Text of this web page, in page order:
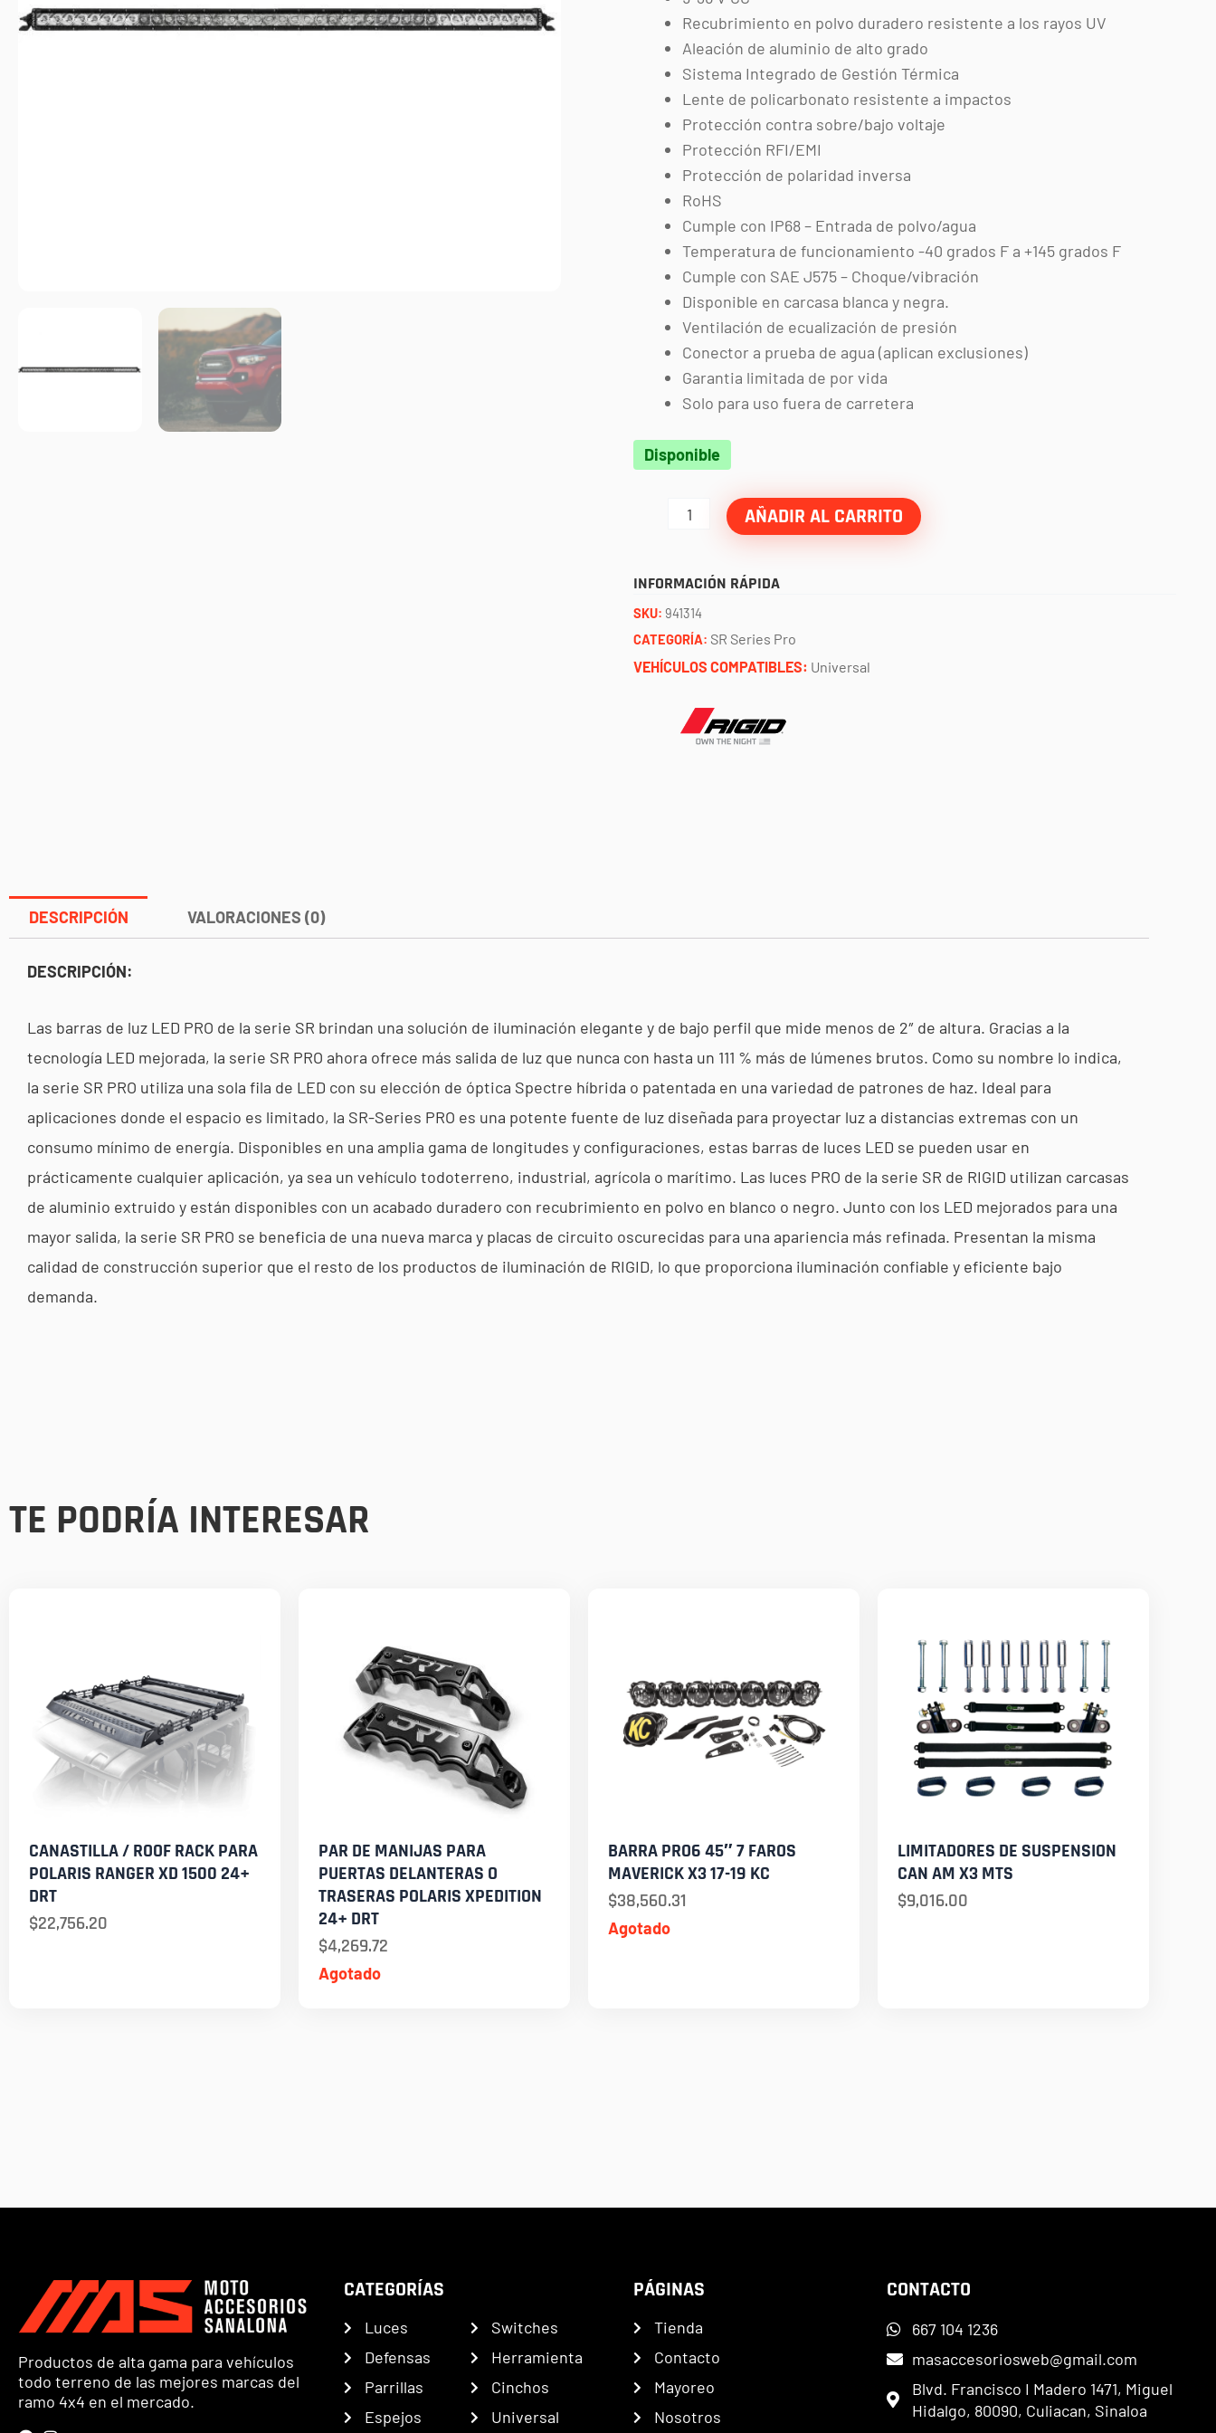
Recubrimiento en polvo duradero resistente a los rayos UV
Aleación de aluminio de alto grado
Sistema Integrado de Gestión Térmica
Lente de policarbonato resistente a impactos
Protección contra sobre/bajo voltaje
Protección RFI/EMI
Protección de polaridad inversa
RoHS
Cumple con IP68 – Entrada de polvo/agua
Temperatura de funcionamiento -40 grados F a +145 grados F
Cumple con SAE J575 – Choque/vibración
Disponible en carcasa blanca y negra.
Ventilación de ecualización de presión
Conector a prueba de agua (aplican exclusiones)
Garantia limitada de por vida
Solo para uso fuera de carretera
Disponible
Barra
combo
RIGID
AÑADIR AL CARRITO
INFORMACIÓN RÁPIDA
SKU: 941314
CATEGORÍA: SR Series Pro
VEHÍCULOS COMPATIBLES: Universal
DESCRIPCIÓN VALORACIONES (0)
DESCRIPCIÓN:
Las barras de luz LED PRO de la serie SR brindan una solución de iluminación elegante y de bajo perfil que mide menos de 2″ de altura. Gracias a la
tecnología LED mejorada, la serie SR PRO ahora ofrece más salida de luz que nunca con hasta un 111 % más de lúmenes brutos. Como su nombre lo indica,
la serie SR PRO utiliza una sola fila de LED con su elección de óptica Spectre híbrida o patentada en una variedad de patrones de haz. Ideal para
aplicaciones donde el espacio es limitado, la SR-Series PRO es una potente fuente de luz diseñada para proyectar luz a distancias extremas con un
consumo mínimo de energía. Disponibles en una amplia gama de longitudes y configuraciones, estas barras de luces LED se pueden usar en
prácticamente cualquier aplicación, ya sea un vehículo todoterreno, industrial, agrícola o marítimo. Las luces PRO de la serie SR de RIGID utilizan carcasas
de aluminio extruido y están disponibles con un acabado duradero con recubrimiento en polvo en blanco o negro. Junto con los LED mejorados para una
mayor salida, la serie SR PRO se beneficia de una nueva marca y placas de circuito oscurecidas para una apariencia más refinada. Presentan la misma
calidad de construcción superior que el resto de los productos de iluminación de RIGID, lo que proporciona iluminación confiable y eficiente bajo
demanda.
TE PODRÍA INTERESAR
CANASTILLA / ROOF RACK PARA
POLARIS RANGER XD 1500 24+
DRT
$22,756.20
Agotado
PAR DE MANIJAS PARA
PUERTAS DELANTERAS O
TRASERAS POLARIS XPEDITION
24+ DRT
$4,269.72
Agotado
BARRA PRO6 45″ 7 FAROS
MAVERICK X3 17-19 KC
$38,560.31
LIMITADORES DE SUSPENSION
CAN AM X3 MTS
$9,016.00
Productos de alta gama para vehículos
todo terreno de las mejores marcas del
ramo 4x4 en el mercado.
CATEGORÍAS
Luces
Defensas
Parrillas
Espejos
Switches
Herramienta
Cinchos
Universal
PÁGINAS
Tienda
Contacto
Mayoreo
Nosotros
CONTACTO
667 104 1236
masaccesoriosweb@gmail.com
Blvd. Francisco I Madero 1471, Miguel
Hidalgo, 80090, Culiacan, Sinaloa